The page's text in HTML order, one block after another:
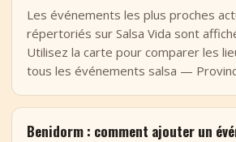
Les événements les plus proches
répertoriés sur Salsa Vida sont
Utilisez la carte pour comparer les
tous les événements salsa —
Benidorm : comment ajouter un